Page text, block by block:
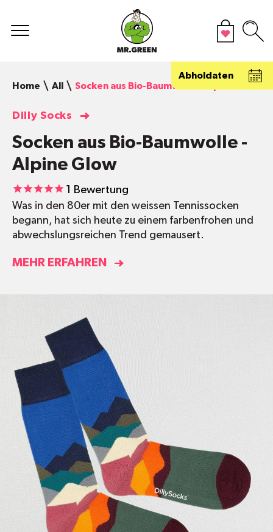
Abholdaten
Home
All Socken aus Bio-Baumwolle - Alpine Glow
Dilly Socks
Socken aus Bio-Baumwolle -
Alpine Glow
1 Bewertung
Was in den 80er mit den weissen Tennissocken
begann, hat sich heute zu einem farbenfrohen und
abwechslungsreichen Trend gemausert.
MEHR ERFAHREN